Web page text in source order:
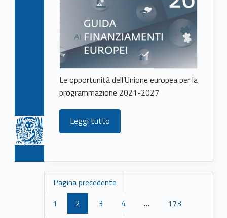
Le opportunità dell’Unione europea per la
programmazione 2021-2027
Leggi tutto
Pagina precedente
1
2 3 4 …
173